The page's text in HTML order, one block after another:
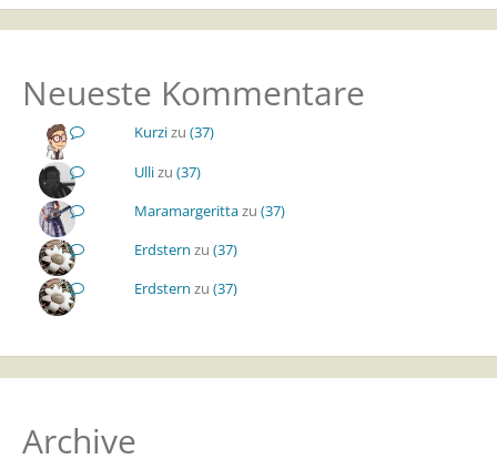
Neueste Kommentare
Kurzizu(37)
Ullizu(37)
Maramargerittazu(37)
Erdstern zu(37)
Erdstern zu(37)
Archive